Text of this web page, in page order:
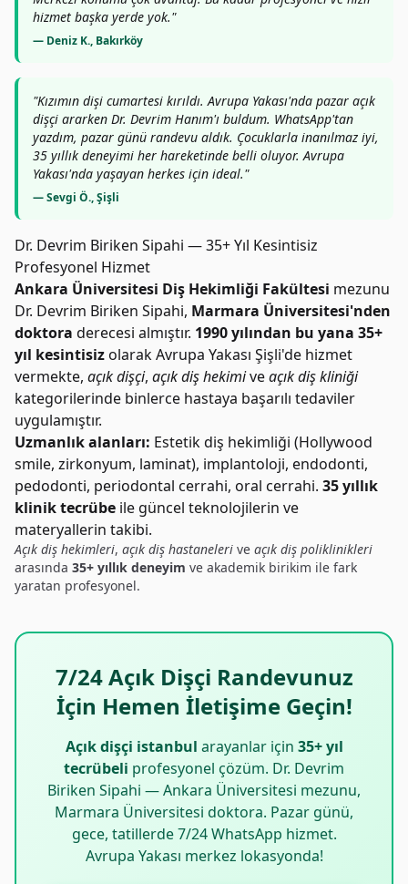
hizmet başka yerde yok."
— Deniz K., Bakırköy
"Kızımın dişi cumartesi kırıldı. Avrupa Yakası'nda pazar açık
dişçi ararken Dr. Devrim Hanım'ı buldum. WhatsApp'tan
yazdım, pazar günü randevu aldık. Çocuklarla inanılmaz iyi,
35 yıllık deneyimi her hareketinde belli oluyor. Avrupa
Yakası'nda yaşayan herkes için ideal."
— Sevgi Ö., Şişli
Dr. Devrim Biriken Sipahi — 35+ Yıl Kesintisiz
Profesyonel Hizmet
Ankara Üniversitesi Diş Hekimliği Fakültesi mezunu
Dr. Devrim Biriken Sipahi, Marmara Üniversitesi'nden
doktora derecesi almıştır. 1990 yılından bu yana 35+
yıl kesintisizolarak Avrupa Yakası Şişli'de hizmet
vermekte, açık dişçi, açık diş hekimiveaçık diş kliniği
kategorilerinde binlerce hastaya başarılı tedaviler
uygulamıştır.
Uzmanlık alanları: Estetik diş hekimliği (Hollywood
smile, zirkonyum, laminat), implantoloji, endodonti,
pedodonti, periodontal cerrahi, oral cerrahi. 35 yıllık
klinik tecrübe ile güncel teknolojilerin ve
materyallerin takibi.
Açık diş hekimleri, açık diş hastaneleri ve açık diş poliklinikleri
arasında 35+ yıllık deneyim ve akademik birikim ile fark
yaratan profesyonel.
7/24 Açık Dişçi Randevunuz
İçin Hemen İletişime Geçin!
Açık dişçi istanbul arayanlar için 35+ yıl
tecrübeli profesyonel çözüm. Dr. Devrim
Biriken Sipahi — Ankara Üniversitesi mezunu,
Marmara Üniversitesi doktora. Pazar günü,
gece, tatillerde 7/24 WhatsApp hizmet.
Avrupa Yakası merkez lokasyonda!